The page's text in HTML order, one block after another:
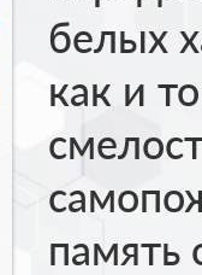
белых
как и
память